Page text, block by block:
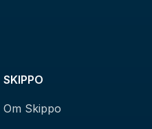
SKIPPO
Om Skippo